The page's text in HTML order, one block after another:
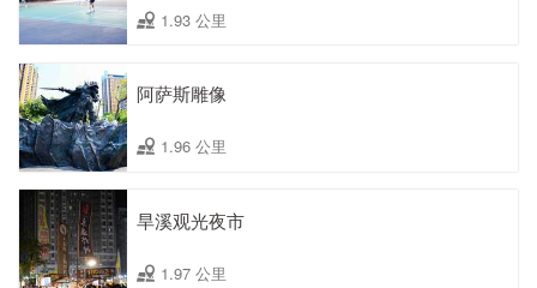
1.93 公里
阿萨斯雕像
1.96 公里
旱溪观光夜市
1.97 公里